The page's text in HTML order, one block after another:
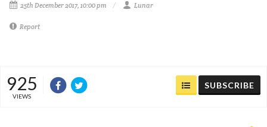
25th December 2017, 10:00 pm Lunar
Report
925
VIEWS
SUBSCRIBE